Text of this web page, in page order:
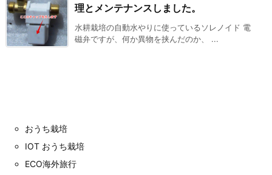
理とメンテナンスしました。
水耕栽培の自動水やりに使っているソレノイド 電
磁弁ですが、何か異物を挟んだのか、 ...
おうち栽培
IOT おうち栽培
ECO海外旅行